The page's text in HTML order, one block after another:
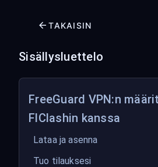
TAKAISIN
Sisällysluettelo
FreeGuard VPN:n
FlClashin kanssa
Lataa ja asenna
Tuo tilauksesi